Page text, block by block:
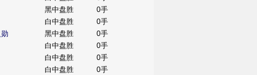
黑中盘胜
0手
白中盘胜
0手
黑中盘胜
0手
白中盘胜
0手
白中盘胜
0手
白中盘胜
0手